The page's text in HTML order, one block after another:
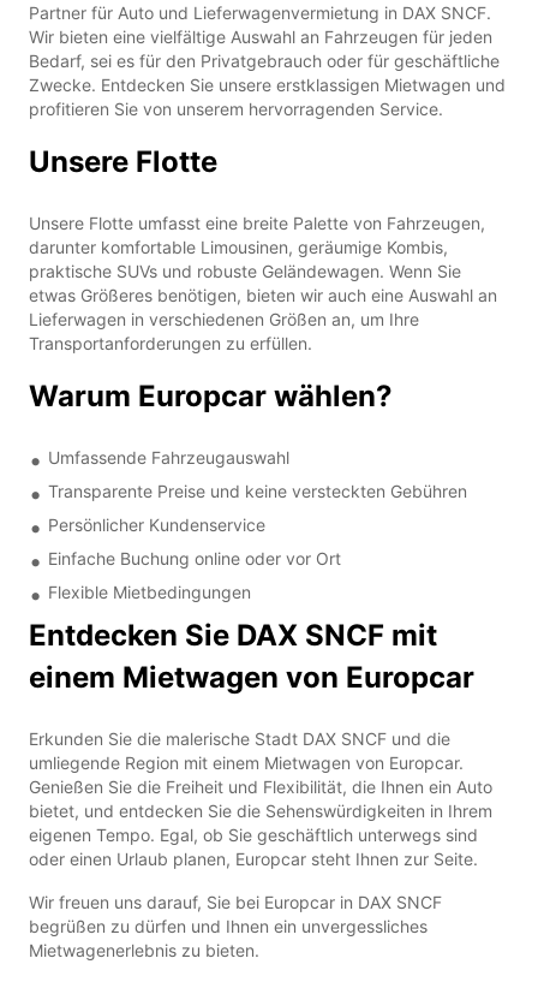
Partner für Auto und Lieferwagenvermietung in DAX SNCF.
Wir bieten eine vielfältige Auswahl an Fahrzeugen für jeden
Bedarf, sei es für den Privatgebrauch oder für geschäftliche
Zwecke. Entdecken Sie unsere erstklassigen Mietwagen und
profitieren Sie von unserem hervorragenden Service.
Unsere Flotte
Unsere Flotte umfasst eine breite Palette von Fahrzeugen,
darunter komfortable Limousinen, geräumige Kombis,
praktische SUVs und robuste Geländewagen. Wenn Sie
etwas Größeres benötigen, bieten wir auch eine Auswahl an
Lieferwagen in verschiedenen Größen an, um Ihre
Transportanforderungen zu erfüllen.
Warum Europcar wählen?
Umfassende Fahrzeugauswahl
Transparente Preise und keine versteckten Gebühren
Persönlicher Kundenservice
Einfache Buchung online oder vor Ort
Flexible Mietbedingungen
Entdecken Sie DAX SNCF mit
einem Mietwagen von Europcar
Erkunden Sie die malerische Stadt DAX SNCF und die
umliegende Region mit einem Mietwagen von Europcar.
Genießen Sie die Freiheit und Flexibilität, die Ihnen ein Auto
bietet, und entdecken Sie die Sehenswürdigkeiten in Ihrem
eigenen Tempo. Egal, ob Sie geschäftlich unterwegs sind
oder einen Urlaub planen, Europcar steht Ihnen zur Seite.
Wir freuen uns darauf, Sie bei Europcar in DAX SNCF
begrüßen zu dürfen und Ihnen ein unvergessliches
Mietwagenerlebnis zu bieten.